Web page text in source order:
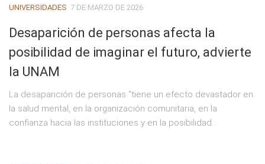
UNIVERSIDADES 7 DE MARZO DE 2026
Desaparición de personas afecta la
posibilidad de imaginar el futuro, advierte
la UNAM
La desaparición de personas “tiene un efecto devastador en
la salud mental, en la organización comunitaria, en la
confianza hacia las instituciones y en la posibilidad...